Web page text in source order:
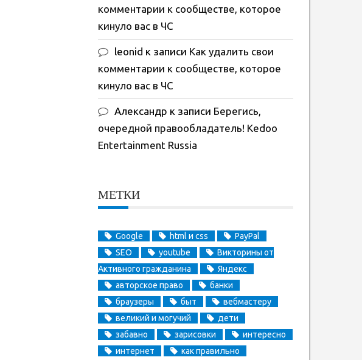
комментарии к сообществе, которое
кинуло вас в ЧС
leonid к записи Как удалить свои
комментарии к сообществе, которое
кинуло вас в ЧС
Александр к записи Берегись,
очередной правообладатель! Kedoo
Entertainment Russia
МЕТКИ
Google html и css
PayPal
SEO
youtube
Викторины от
Активного гражданина
Яндекс
авторское право
банки
браузеры
быт
вебмастеру
великий и могучий
дети
забавно
зарисовки
интересно
интернет
как правильно